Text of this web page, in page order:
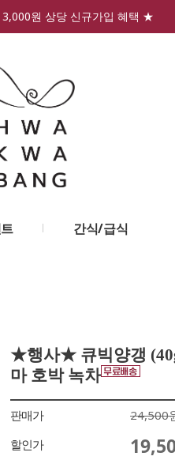
원 상당 신규가입 혜택 ★
간식/급식
★행사★ 큐빅양갱
마 호박 녹차
판매가
24,500
할인가